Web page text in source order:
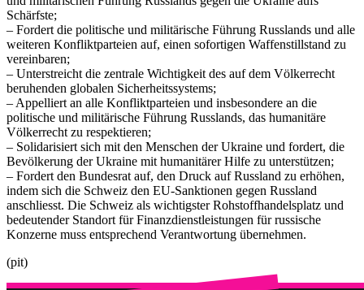
( SP /BS), Barrile ( /ZH), Bendahan ( SP /VD), Birrer-Heimo (
Crottaz (
Yvonne ( SP /AG), Fridez ( SP /JU), Friedl Claudia ( SP /SG), Funiciello
( SP /BE), Graf-Litscher ( SP /TG), Gysi Barbara ( SP /SG), Hurni ( SP /NE),
Locher Benguerel (
Min Li ( SP /ZH), Marti Samira ( SP /BL), Masshardt ( SP /BE), Meyer
Mattea (
/ZH), Molina ( /ZH), Munz (
Nussbaumer ( SP /BL), Piller Carrard ( SP /FR), Pult (
Franziska ( SP /SO), Schneider Schüttel ( SP /FR), Seiler Graf ( SP /ZH),
Storni (
SP /TI), Suter ( SP /AG), Wasserfallen Flavia ( SP /BE), Wermuth
( SP /AG), Widmer Céline ( SP
( SVP /BE), Buffat ( SVP /VD), Gafner ( SVP /BE), Page ( SVP /FR), von
Siebenthal (
SVP /BE)
Entschuldigt: Brenzikofer ( Grüne /BL), Badran Jacqueline ( SP
/ZH),
Gutjahr ( SVP /TG) – die Präsidentin Kälin stimmt nicht ab.
Schärfste;
– Fordert die politische und militärische Führung Russlands und alle
weiteren Konfliktparteien auf, einen sofortigen Waffenstillstand zu
vereinbaren;
– Unterstreicht die zentrale Wichtigkeit des auf dem Völkerrecht
beruhenden globalen Sicherheitssystems;
– Appelliert an alle Konfliktparteien und insbesondere an die
politische und militärische Führung Russlands, das humanitäre
Völkerrecht zu respektieren;
– Solidarisiert sich mit den Menschen der Ukraine und fordert, die
Bevölkerung der Ukraine mit humanitärer Hilfe zu unterstützen;
– Fordert den Bundesrat auf, den Druck auf Russland zu erhöhen,
indem sich die Schweiz den EU-Sanktionen gegen Russland
anschliesst. Die Schweiz als wichtigster Rohstoffhandelsplatz und
bedeutender Standort für Finanzdienstleistungen für russische
Konzerne muss entsprechend Verantwortung übernehmen.
(pit)